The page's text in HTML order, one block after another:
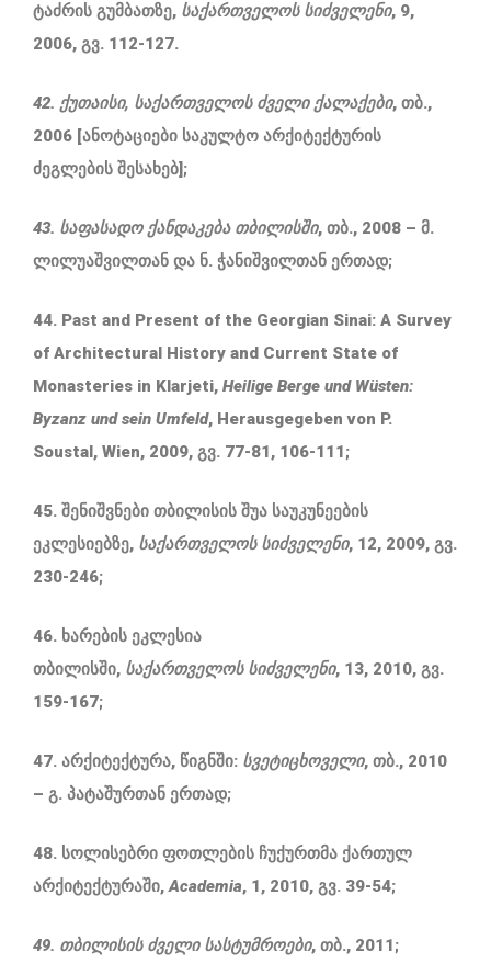
ტაძრის გუმბათზე, საქართველოს სიძველენი, 9,
2006, გვ. 112-127.
42. ქუთაისი, საქართველოს ძველი ქალაქები, თბ.,
2006 [ანოტაციები საკულტო არქიტექტურის
ძეგლების შესახებ];
43. საფასადო ქანდაკება თბილისში, თბ., 2008 – მ.
ლილუაშვილთან და ნ. ჭანიშვილთან ერთად;
44. Past and Present of the Georgian Sinai: A Survey
of Architectural History and Current State of
Monasteries in Klarjeti, Heilige Berge und Wüsten:
Byzanz und sein Umfeld, Herausgegeben von P.
Soustal, Wien, 2009, გვ. 77-81, 106-111;
45. შენიშვნები თბილისის შუა საუკუნეების
ეკლესიებზე, საქართველოს სიძველენი, 12, 2009, გვ.
230-246;
46. ხარების ეკლესია
თბილისში, საქართველოს სიძველენი, 13, 2010, გვ.
159-167;
47. არქიტექტურა, წიგნში: სვეტიცხოველი, თბ., 2010
– გ. პატაშურთან ერთად;
48. სოლისებრი ფოთლების ჩუქურთმა ქართულ
არქიტექტურაში,Academia, 1, 2010, გვ. 39-54;
49. თბილისის ძველი სასტუმროები, თბ., 2011;